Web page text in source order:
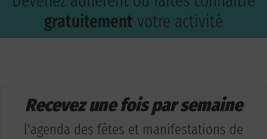
gratuitement votre activité
Recevez une fois par semaine
l'agenda des fêtes et manifestations de